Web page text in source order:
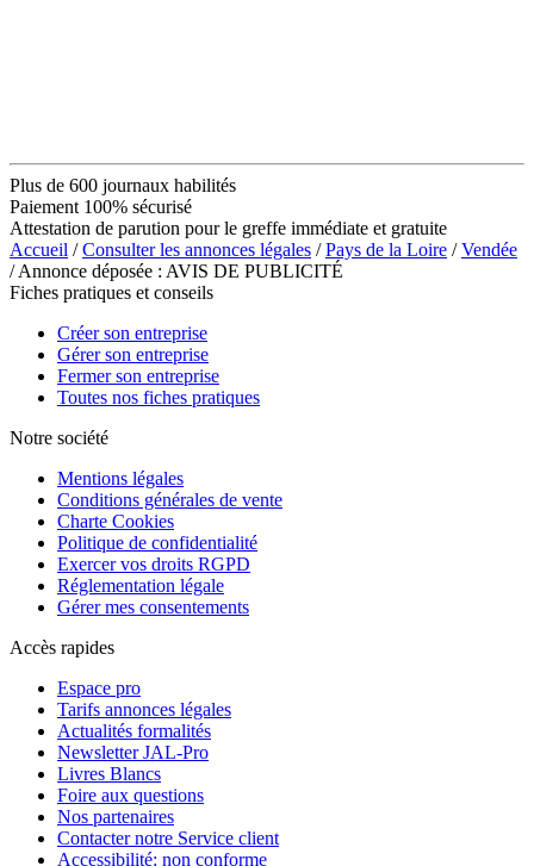
Plus de 600 journaux habilités
Paiement 100% sécurisé
Attestation de parution pour le greffe immédiate et gratuite
Accueil /Consulter les annonces légales /Pays de la Loire /Vendée
/ Annonce déposée : AVIS DE PUBLICITÉ
Fiches pratiques et conseils
Créer son entreprise
Gérer son entreprise
Fermer son entreprise
Toutes nos fiches pratiques
Notre société
Mentions légales
Conditions générales de vente
Charte Cookies
Politique de confidentialité
Exercer vos droits RGPD
Réglementation légale
Gérer mes consentements
Accès rapides
Espace pro
Tarifs annonces légales
Actualités formalités
Newsletter JAL-Pro
Livres Blancs
Foire aux questions
Nos partenaires
Contacter notre Service client
Accessibilité: non conforme